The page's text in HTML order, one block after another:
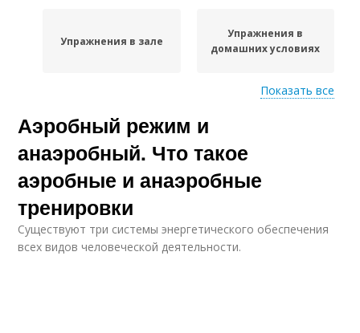
Упражнения в зале
Упражнения в
домашних условиях
интенсивного
жиросжигания
Комплексные
упражнения
Показать все
Аэробный режим и
анаэробный. Что такое
аэробные и анаэробные
тренировки
Существуют три системы энергетического обеспечения
всех видов человеческой деятельности.